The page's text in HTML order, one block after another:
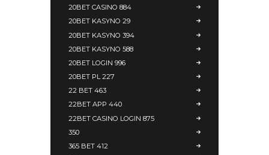
20BET CASINO 884
20BET KASYNO 29
20BET KASYNO 394
20BET KASYNO 588
20BET LOGIN 996
20BET PL 227
22 BET 463
22BET APP 440
22BET CASINO LOGIN 875
350
365 BET 412